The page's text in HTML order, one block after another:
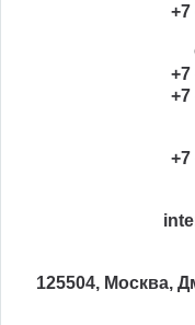
+7
+7
+7
+7
125504, Москва,